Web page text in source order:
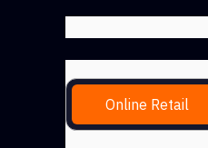
Online Retail